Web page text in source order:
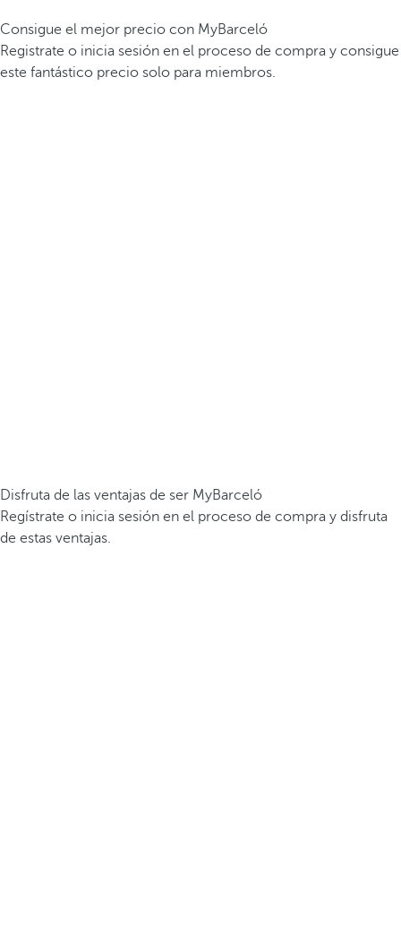
Consigue el mejor precio con MyBarceló
Registrate o inicia sesión en el proceso de compra y consigue
este fantástico precio solo para miembros.
Disfruta de las ventajas de ser MyBarceló
Regístrate o inicia sesión en el proceso de compra y disfruta
de estas ventajas.